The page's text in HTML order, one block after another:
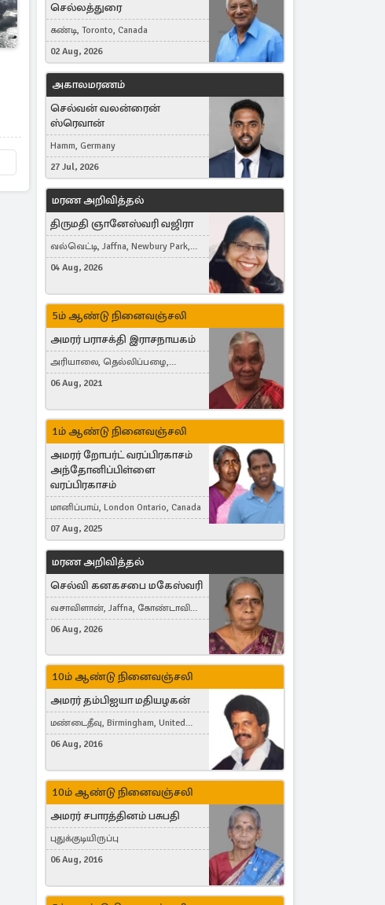
செல்லத்துரை
கண்டி, Toronto, Canada
02 Aug, 2026
அகாலமரணம்
செல்வன் வலன்ரைன்
ஸ்ரெவான்
Hamm, Germany
27 Jul, 2026
மரண அறிவித்தல்
திருமதி ஞானேஸ்வரி வஜிரா
வல்வெட்டி, Jaffna, Newbury Park,
United Kingdom
04 Aug, 2026
5ம் ஆண்டு நினைவஞ்சலி
அமரர் பராசக்தி இராசநாயகம்
அரியாலை, தெல்லிப்பழை,
Montreal, Canada
06 Aug, 2021
1ம் ஆண்டு நினைவஞ்சலி
அமரர் றோபர்ட் வரப்பிரகாசம்
அந்தோனிப்பிள்ளை
வரப்பிரகாசம்
மானிப்பாய், London Ontario, Canada
07 Aug, 2025
மரண அறிவித்தல்
செல்வி கனகசபை மகேஸ்வரி
வசாவிளான், Jaffna, கோண்டாவில்
கிழக்கு
06 Aug, 2026
10ம் ஆண்டு நினைவஞ்சலி
அமரர் தம்பிஐயா மதியழகன்
மண்டைதீவு, Birmingham, United
Kingdom
06 Aug, 2016
10ம் ஆண்டு நினைவஞ்சலி
அமரர் சபாரத்தினம் பசுபதி
புதுக்குடியிருப்பு
06 Aug, 2016